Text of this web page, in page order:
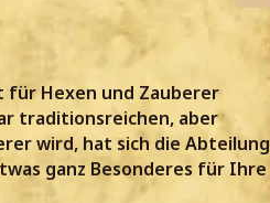
für Hexen und Zauberer
traditionsreichen, aber
wird, hat sich die Abteilung
ganz Besonderes für Ihre